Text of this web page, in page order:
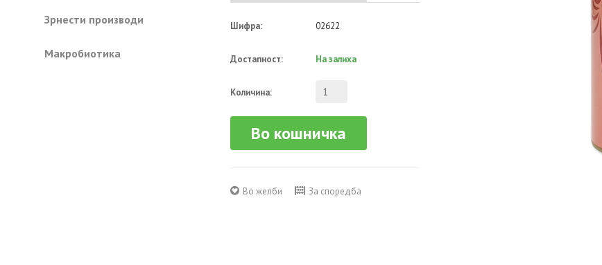
Зрнести производи
Mакробиотика
Шифра: 02622
Достапност: На залиха
Количина:
Во кошничка
Во желби За споредба